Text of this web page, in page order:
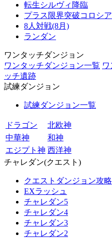
転生シルヴィ降臨
プラス限界突破コロシ
8人対戦(8月)
ランダン
ワンタッチダンジョン
ワンタッチダンジョン一覧
ッチ遺跡
試練ダンジョン
試練ダンジョン一覧
ドラゴン
北欧神
中華神
和神
エジプト神 西洋神
チャレダン(クエスト)
クエストダンジョン攻略
EXラッシュ
チャレダン5
チャレダン4
チャレダン3
チャレダン2